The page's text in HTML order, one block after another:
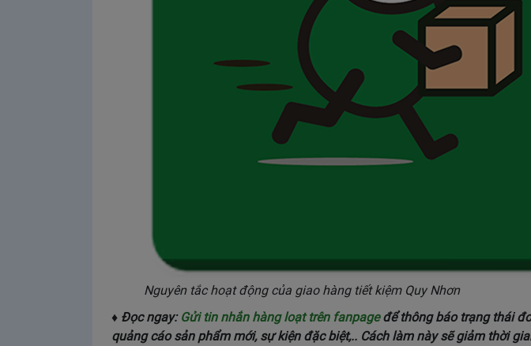
Nguyên tắc hoạt động của giao hàng tiết kiệm Quy Nhơn
♦ Đọc ngay: Gửi tin nhắn hàng loạt trên fanpageđể thông báo trạng thái
quảng cáo sản phẩm mới, sự kiện đặc biệt,.. Cách làm này sẽ giảm thời